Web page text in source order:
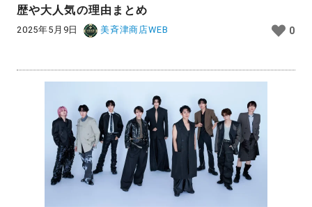
歴や大人気の理由まとめ
2025年5月9日 美斉津商店WEB 0